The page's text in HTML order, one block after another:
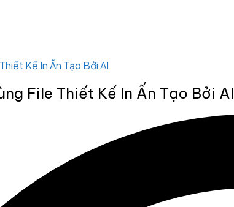
Kế In Ấn Tạo Bởi AI
File Thiết Kế In Ấn Tạo Bởi AI